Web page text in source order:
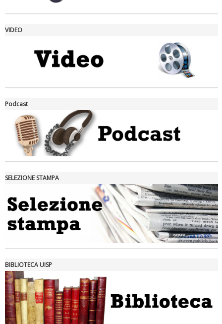
Tiziano Pesce nel Cda di Fondazione Terzjus: prima riunione a
VIDEO
Podcast
SELEZIONE STAMPA
BIBLIOTECA UISP